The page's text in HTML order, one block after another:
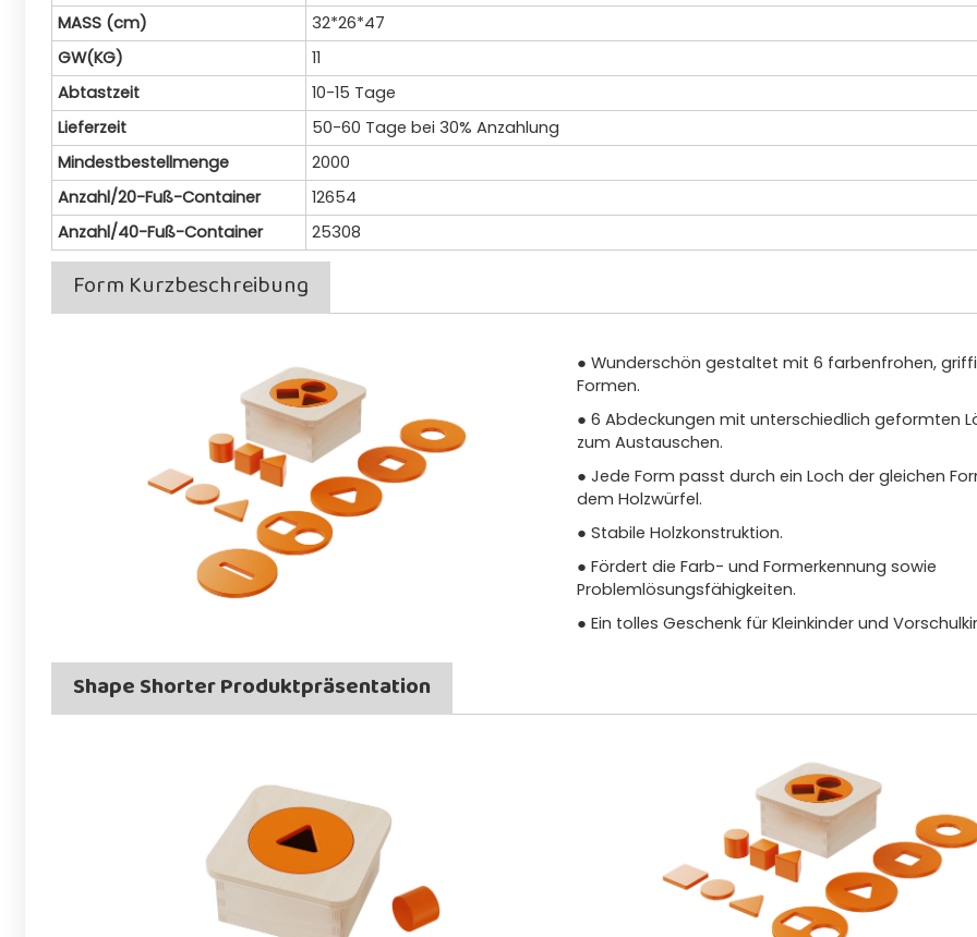
MASS (cm)
32*26*47
GW(KG)
11
Abtastzeit
10-15 Tage
Lieferzeit
50-60 Tage bei 30% Anzahlung
Mindestbestellmenge
2000
Anzahl/20-Fuß-Container
12654
Anzahl/40-Fuß-Container
25308
Form Kurzbeschreibung
● Wunderschön gestaltet mit 6 farbenfrohen,
Formen.
● 6 Abdeckungen mit unterschiedlich geformten
zum Austauschen.
● Jede Form passt durch ein Loch der gleichen
dem Holzwürfel.
● Stabile Holzkonstruktion.
● Fördert die Farb- und Formerkennung sowie
Problemlösungsfähigkeiten.
● Ein tolles Geschenk für Kleinkinder und
Shape Shorter Produktpräsentation